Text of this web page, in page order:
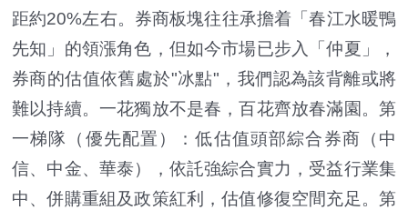
距約20%左右。券商板塊往往承擔着「春江水暖鴨
先知」的領漲角色，但如今市場已步入「仲夏」，
券商的估值依舊處於"冰點"，我們認為該背離或將
難以持續。一花獨放不是春，百花齊放春滿園。第
一梯隊（優先配置）：低估值頭部綜合券商（中
信、中金、華泰），依託強綜合實力，受益行業集
中、併購重組及政策紅利，估值修復空間充足。第